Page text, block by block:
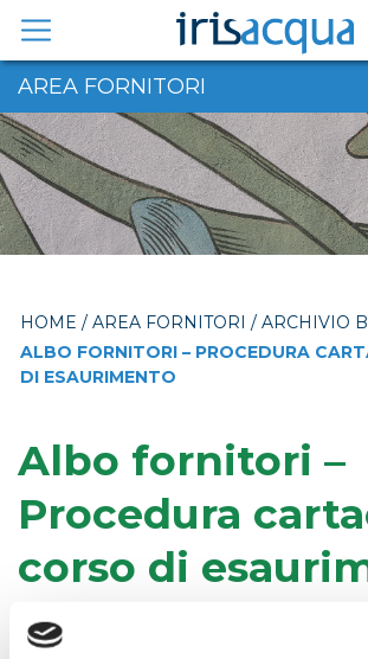
contenuto
AREA FORNITORI
HOME / AREA FORNITORI / ARCHIVIO
ALBO FORNITORI – PROCEDURA
DI ESAURIMENTO
Albo fornitori –
Procedura
corso di
Data di avvio bando: